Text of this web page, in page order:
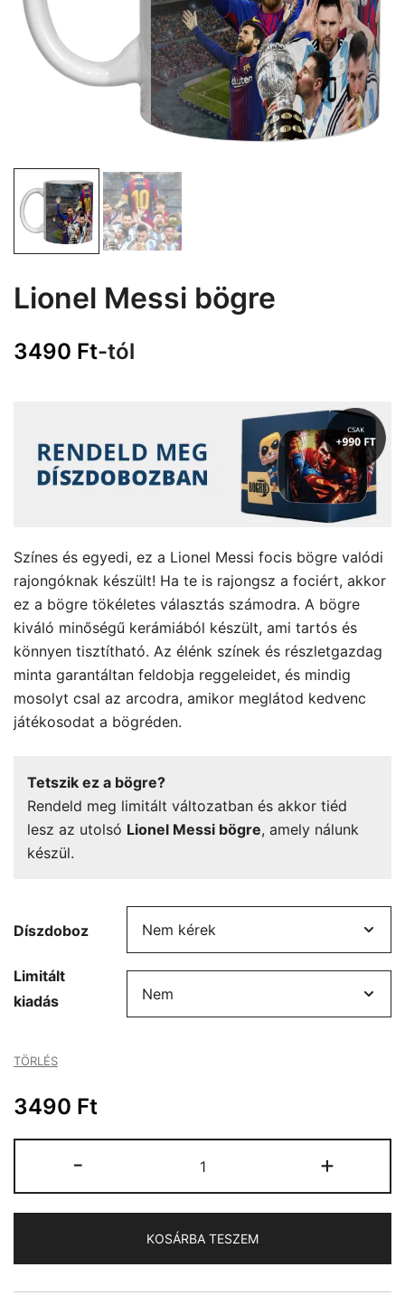
Lionel Messi bögre
3490 Ft-tól
Színes és egyedi, ez a Lionel Messi focis bögre valódi
rajongóknak készült! Ha te is rajongsz a fociért, akkor
ez a bögre tökéletes választás számodra. A bögre
kiváló minőségű kerámiából készült, ami tartós és
könnyen tisztítható. Az élénk színek és részletgazdag
minta garantáltan feldobja reggeleidet, és mindig
mosolyt csal az arcodra, amikor meglátod kedvenc
játékosodat a bögréden.
Tetszik ez a bögre?
Rendeld meg limitált változatban és akkor tiéd
lesz az utolsó Lionel Messi bögre, amely nálunk
készül.
Díszdoboz
Limitált
kiadás
TÖRLÉS
3490 Ft
-
Messi
bögre
+
KOSÁRBA TESZEM